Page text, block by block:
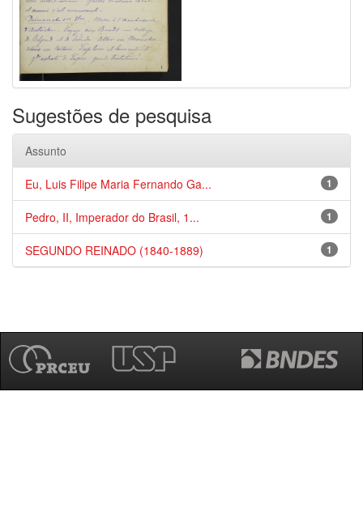
Sugestões de pesquisa
Assunto
1
Eu, Luis Filipe Maria Fernando Ga...
1
Pedro, II, Imperador do Brasil, 1...
1
SEGUNDO REINADO (1840-1889)